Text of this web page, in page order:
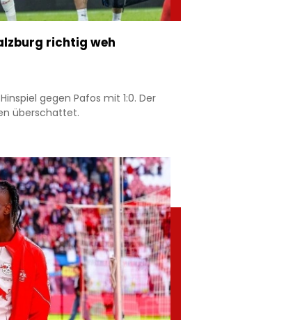
richtig weh
gegen Pafos mit 1:0. Der
überschattet.